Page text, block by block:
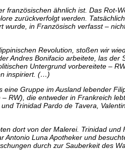
französischen ähnlich ist. Das
zurückverfolgt werden.
wurde, in Französisch verfasst –
Revolution, stoßen wir
Andres Bonifacio arbeitete, las
Untergrund vorbereitete –
inspiriert. (…)
Gruppe im Ausland lebender
RW), die entweder in Frankreich
Trinidad Pardo de Tavera,
dort von der Malerei. Trinidad
Antonio Luna Apotheker und
durch zur Sauberkeit des